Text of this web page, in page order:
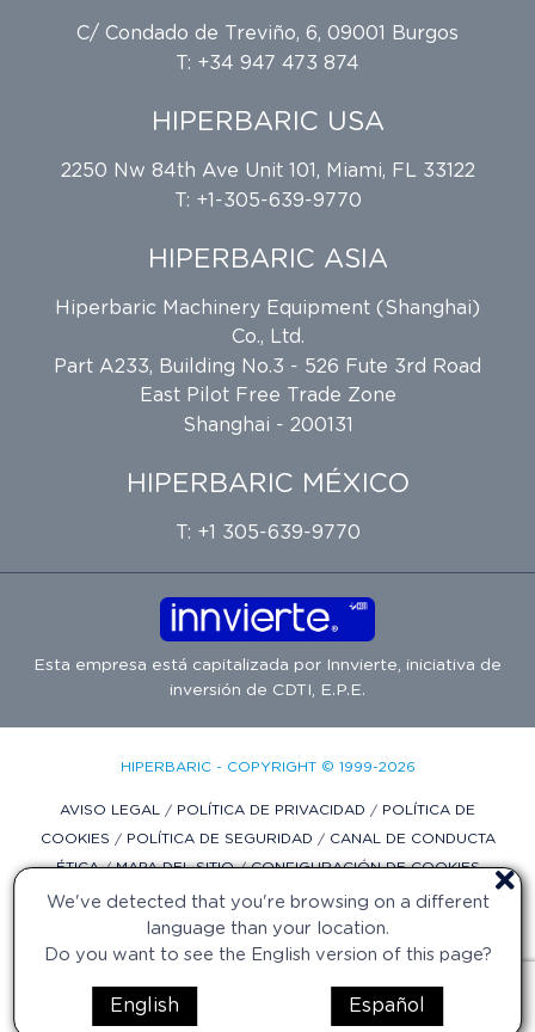
We've detected that you're browsing on a different
language than your location.
Do you want to see the English version of this page?
English Español
C/ Condado de Treviño, 6, 09001 Burgos
T: +34 947 473 874
HIPERBARIC USA
2250 Nw 84th Ave Unit 101, Miami, FL 33122
T: +1-305-639-9770
HIPERBARIC ASIA
Hiperbaric Machinery Equipment (Shanghai)
Co., Ltd.
Part A233, Building No.3 - 526 Fute 3rd Road
East Pilot Free Trade Zone
Shanghai - 200131
HIPERBARIC MÉXICO
T: +1 305-639-9770
Esta empresa está capitalizada por Innvierte , iniciativa de
inversión de CDTI, E.P.E.
HIPERBARIC - COPYRIGHT © 1999-2026
AVISO LEGAL / POLÍTICA DE PRIVACIDAD / POLÍTICA DE
COOKIES / POLÍTICA DE SEGURIDAD / CANAL DE CONDUCTA
ÉTICA/MAPA DEL SITIO/CONFIGURACIÓN DE COOKIES
DISEÑO WEB POR DIFADI.COM